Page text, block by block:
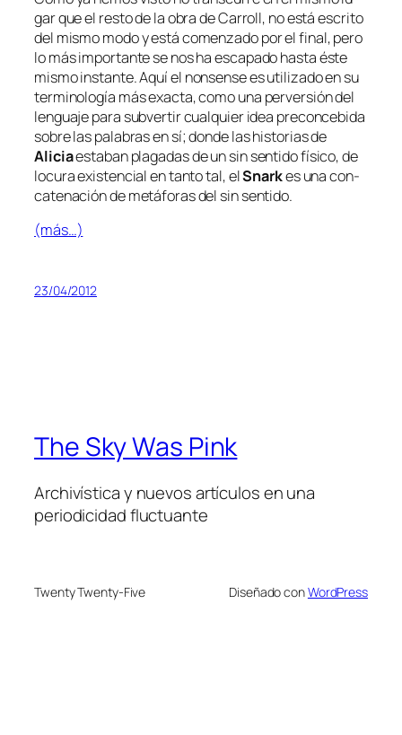
gar que el res­to de la obra de Carroll, no es­tá es­cri­to
del mis­mo mo­do y es­tá co­men­za­do por el fi­nal, pe­ro
lo más im­por­tan­te se nos ha es­ca­pa­do has­ta és­te
mis­mo ins­tan­te. Aquí el non­sen­sees uti­li­za­do en su
ter­mi­no­lo­gía más exac­ta, co­mo una per­ver­sión del
len­gua­je pa­ra sub­ver­tir cual­quier idea pre­con­ce­bi­da
so­bre las pa­la­bras en sí; don­de las his­to­rias de
Aliciaes­ta­ban pla­ga­das de un sin sen­ti­do fí­si­co, de
lo­cu­ra exis­ten­cial en tan­to tal, elSnarkes una con­
ca­te­na­ción de me­tá­fo­ras del sin sentido.
(más…)
23/04/2012
The Sky Was Pink
Archivística y nuevos artículos en una
periodicidad fluctuante
Twenty Twenty-Five Diseñado conWordPress